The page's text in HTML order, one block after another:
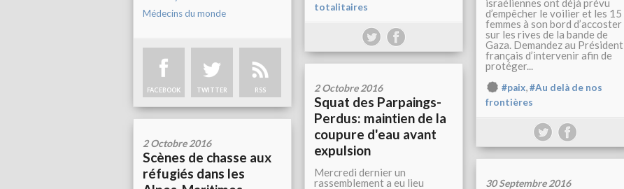
Médecins du monde
FACEBOOK TWITTER RSS
totalitaires
d’empêcher le voilier et les 15
femmes à son bord d’accoster
sur les rives de la bande de
Gaza. Demandez au Président
français d’intervenir afin de
protéger...
#paix #Au delà de nos
frontières
2 Octobre 2016
Squat des Parpaings-
Perdus: maintien de la
coupure d'eau avant
expulsion
Mercredi dernier un
rassemblement a eu lieu
2 Octobre 2016
Scènes de chasse aux
réfugiés dans les
30 Septembre 2016